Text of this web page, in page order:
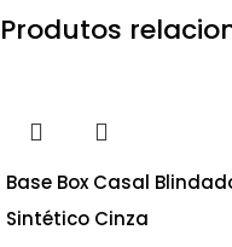
Produtos
Base Box Casal
Sintético Cinza